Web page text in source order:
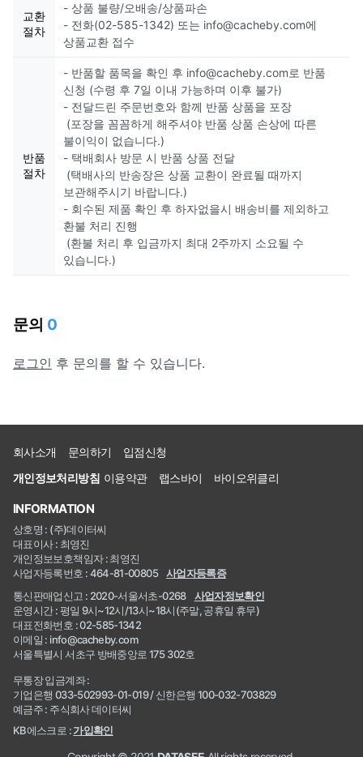
교환
절차
- 상품 불량/오배송/상품파손
- 전화(02-585-1342) 또는 info@cacheby.com에
상품교환 접수
반품
절차
- 반품할 품목을 확인 후 info@cacheby.com로 반품
신청 (수령 후 7일 이내 가능하며 이후 불가)
- 전달드린 주문번호와 함께 반품 상품을 포장
(포장을 꼼꼼하게 해주셔야 반품 상품 손상에 따른
불이익이 없습니다.)
- 택배회사 방문 시 반품 상품 전달
(택배사의 반송장은 상품 교환이 완료될 때까지
보관해주시기 바랍니다.)
- 회수된 제품 확인 후 하자없을시 배송비를 제외하고
환불 처리 진행
(환불 처리 후 입금까지 최대 2주까지 소요될 수
있습니다.)
문의 0
로그인 후 문의를 할 수 있습니다.
회사소개 문의하기
입점신청
개인정보처리방침 이용약관 랩스바이 바이오위클리
INFORMATION
상호명 : (주)데이터씨
대표이사 : 최영진
개인정보보호책임자 : 최영진
사업자등록번호 : 464-81-00805
사업자등록증
통신판매업신고 : 2020-서울서초-0268
사업자정보확인
운영시간 : 평일 9시~12시/13시~18시(주말, 공휴일 휴무)
대표전화번호 : 02-585-1342
이메일 : info@cacheby.com
서울특별시 서초구 방배중앙로 175 302호
무통장 입금계좌 :
기업은행 033-502993-01-019 / 신한은행 100-032-703829
예금주 : 주식회사 데이터씨
KB에스크로 :가입확인